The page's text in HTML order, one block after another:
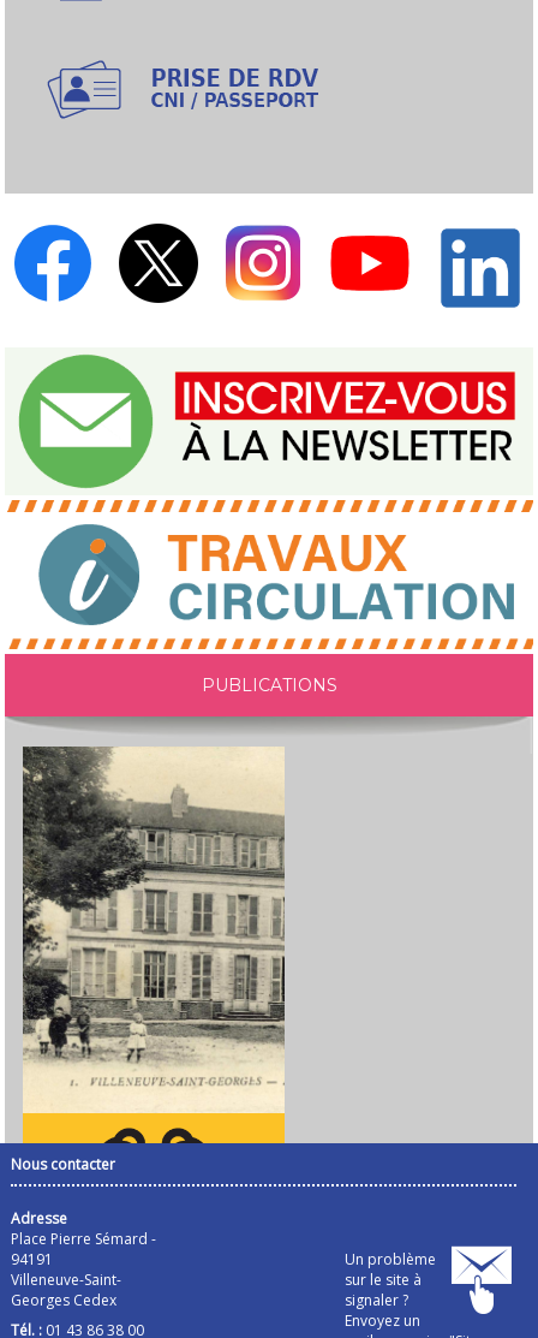
PUBLICATIONS
Nous contacter
Adresse
Place Pierre Sémard -
94191
Villeneuve-Saint-
Georges Cedex
Tél. :01 43 86 38 00
Un problème
sur le site à
signaler ?
Envoyez un